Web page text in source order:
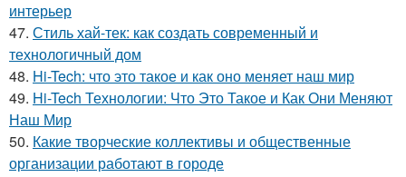
интерьер
47. Стиль хай-тек: как создать современный и
технологичный дом
48. Hi-Tech: что это такое и как оно меняет наш мир
49. Hi-Tech Технологии: Что Это Такое и Как Они Меняют
Наш Мир
50. Какие творческие коллективы и общественные
организации работают в городе